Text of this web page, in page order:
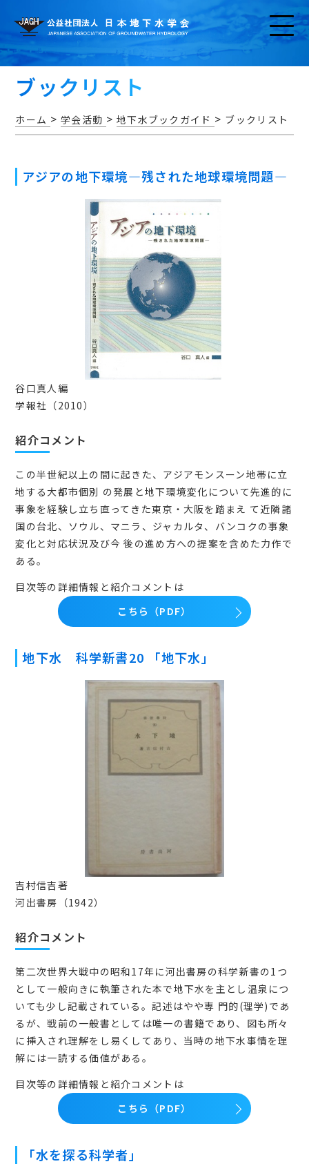
お知らせ
アクセス・問い合わせ
会員マイページ
日本語
ブックリスト
ホーム >学会活動 >地下水ブックガイド > ブックリスト
アジアの地下環境―残された地球環境問題―
谷口真人編
学報社（2010）
紹介コメント
この半世紀以上の間に起きた、アジアモンスーン地帯に立
地する大都市個別 の発展と地下環境変化について先進的に
事象を経験し立ち直ってきた東京・大阪を踏まえ て近隣諸
国の台北、ソウル、マニラ、ジャカルタ、バンコクの事象
変化と対応状況及び今 後の進め方への提案を含めた力作で
ある。
目次等の詳細情報と紹介コメントは
こちら（PDF）
地下水 科学新書20 「地下水」
吉村信吉著
河出書房（1942）
紹介コメント
第二次世界大戦中の昭和17年に河出書房の科学新書の1つ
として一般向きに執筆された本で地下水を主とし温泉につ
いても少し記載されている。記述はやや専 門的(理学)であ
るが、戦前の一般書としては唯一の書籍であり、図も所々
に挿入され理解をし易くしてあり、当時の地下水事情を理
解には一読する価値がある。
目次等の詳細情報と紹介コメントは
こちら（PDF）
「水を探る科学者」